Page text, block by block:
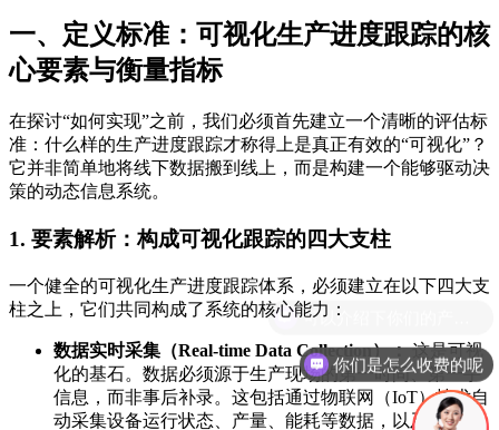
一、定义标准：可视化生产进度跟踪的核
心要素与衡量指标
在探讨“如何实现”之前，我们必须首先建立一个清晰的评估标
准：什么样的生产进度跟踪才称得上是真正有效的“可视化”？
它并非简单地将线下数据搬到线上，而是构建一个能够驱动决
策的动态信息系统。
1. 要素解析：构成可视化跟踪的四大支柱
一个健全的可视化生产进度跟踪体系，必须建立在以下四大支
柱之上，它们共同构成了系统的核心能力：
数据实时采集（Real-time Data Collection）：这是可视
化的基石。数据必须源于生产现场的第一时间、第一手
信息，而非事后补录。这包括通过物联网（IoT）技术自
动采集设备运行状态、产量、能耗等数据，以及通过工
你们是怎么收费的呢